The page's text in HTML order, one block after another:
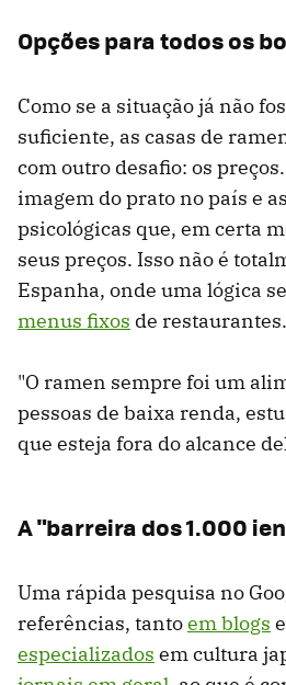
Opções para todos os
Como se a situação já não
suficiente, as casas de
com outro desafio: os
imagem do prato no país e
psicológicas que, em certa
seus preços. Isso não é
Espanha, onde uma lógica
menus fixos de restaurantes.
"O ramen sempre foi um
pessoas de baixa renda,
que esteja fora do alcance
A "barreira dos 1.000
Uma rápida pesquisa no
referências, tantoem blogs e
especializados em cultura